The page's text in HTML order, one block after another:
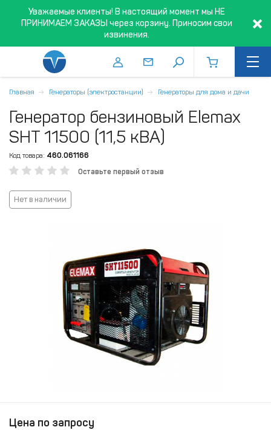
Уважаемые клиенты! В настоящий момент мы НЕ
ПРИНИМАЕМ ЗАКАЗЫ через корзину. Приносим свои
извинения.
Главная Генераторы (электростанции) Генераторы для дома и дачи
Генератор бензиновый Elemax
SHT 11500 (11,5 кВА)
Код товара: 460.061166
Оставьте первый отзыв
Нет в наличии
Цена по запросу